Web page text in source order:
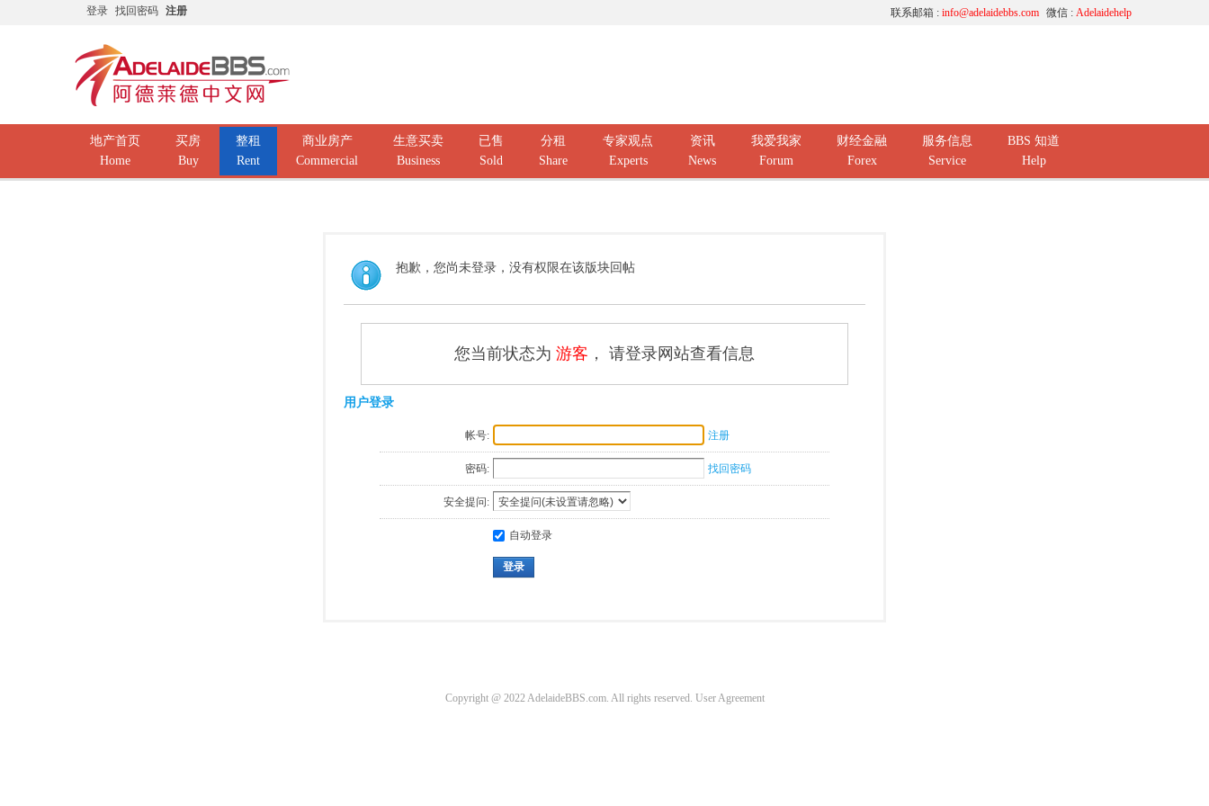
登录 找回密码 注册 微信 : Adelaidehelp
联系邮箱 : info@adelaidebbs.com
地产首页
Home
买房
Buy
整租
Rent
商业房产
Commercial
生意买卖
Business
已售
Sold
分租
Share
专家观点
Experts
资讯
News
我爱我家
Forum
财经金融
Forex
服务信息
Service
BBS 知道
Help
抱歉，您尚未登录，没有权限在该版块回帖
您当前状态为 游客 ， 请登录网站查看信息
用户登录
帐号: 注册
密码: 找回密码
安全提问:
自动登录
登录
Copyright @ 2022 AdelaideBBS.com. All rights reserved. User Agreement